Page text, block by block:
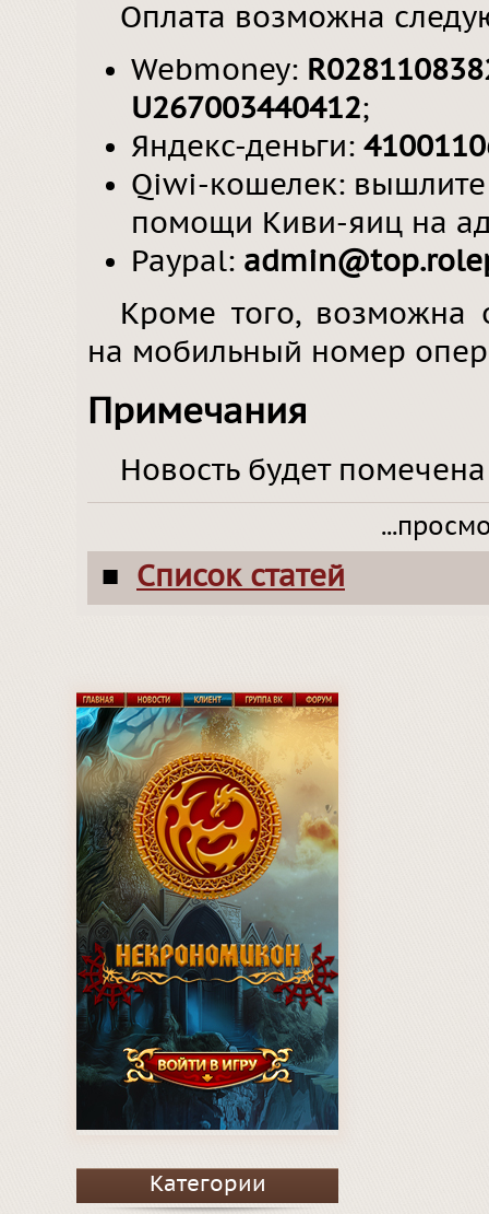
Оплата возможна
Webmoney:
U267003440412;
Яндекс-деньги:
Qiwi-кошелек:
помощи Киви-яиц на
Paypal:
Кроме того, возможна
на мобильный номер
Примечания
Новость будет
■ Список статей
Категории